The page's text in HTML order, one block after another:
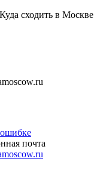
сходить в Москве
почта